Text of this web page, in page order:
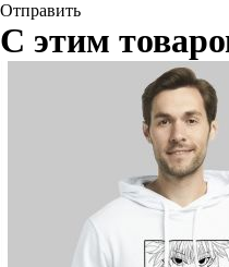
Отправить
С этим